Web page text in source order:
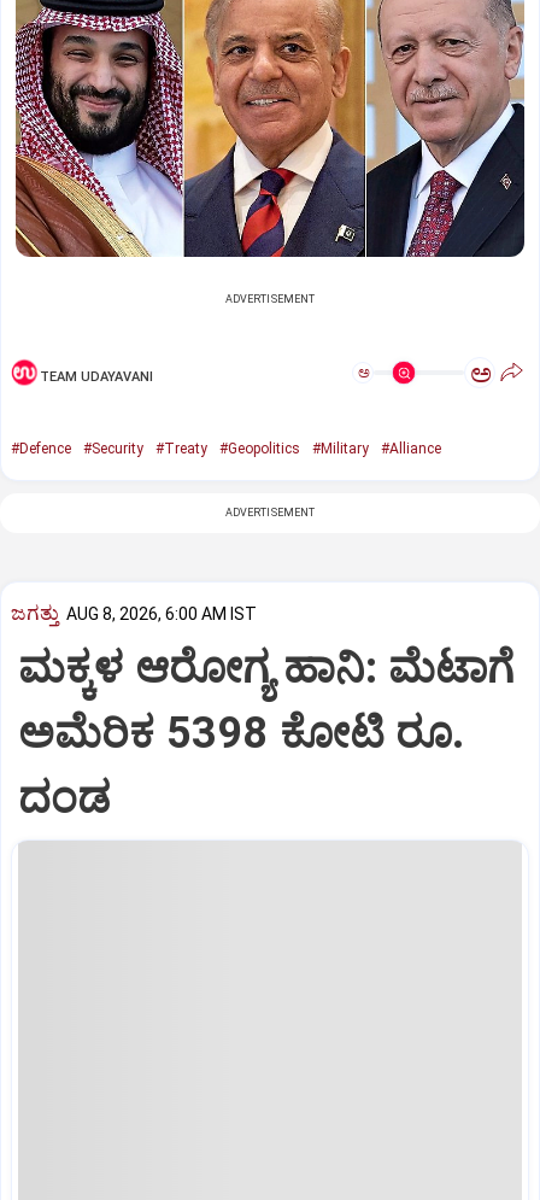
ADVERTISEMENT
TEAM UDAYAVANI ಅ ಅ
#Defence #Security #Treaty #Geopolitics #Military #Alliance
ADVERTISEMENT
ಜಗತ್ತು AUG 8, 2026, 6:00 AM IST
ಮಕ್ಕಳ ಆರೋಗ್ಯ ಹಾನಿ: ಮೆಟಾಗೆ
ಅಮೆರಿಕ 5398 ಕೋಟಿ ರೂ.
ದಂಡ